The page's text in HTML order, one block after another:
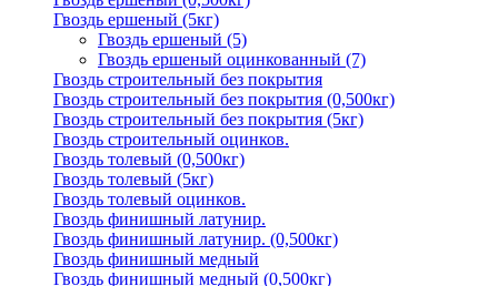
Гвоздь ершеный (5кг)
Гвоздь ершеный (5)
Гвоздь ершеный оцинкованный (7)
Гвоздь строительный без покрытия
Гвоздь строительный без покрытия (0,500кг)
Гвоздь строительный без покрытия (5кг)
Гвоздь строительный оцинков.
Гвоздь толевый (0,500кг)
Гвоздь толевый (5кг)
Гвоздь толевый оцинков.
Гвоздь финишный латунир.
Гвоздь финишный латунир. (0,500кг)
Гвоздь финишный медный
Гвоздь финишный медный (0,500кг)